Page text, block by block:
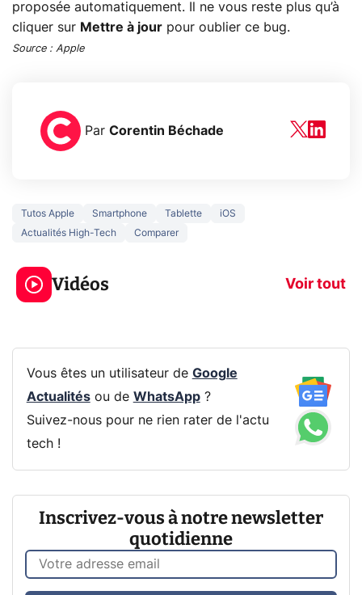
proposée automatiquement. Il ne vous reste plus qu’à
cliquer sur Mettre à jour pour oublier ce bug.
Source : Apple
Par Corentin Béchade
Tutos Apple Smartphone Tablette
iOS
Actualités High-Tech
Comparer
Vidéos Voir tout
3 écrans en 1 pour
319€ ? Voici L'AOC
CQ32G4ZA !
prochaine
Vous êtes un utilisateur de Google
Actualitésou de WhatsApp?
Suivez-nous pour ne rien rater de l'actu
tech !
Inscrivez-vous à notre newsletter
quotidienne